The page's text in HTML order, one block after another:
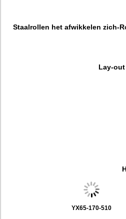
Staalrollen het afwikkelen zich-
Lay-
YX65-170-510